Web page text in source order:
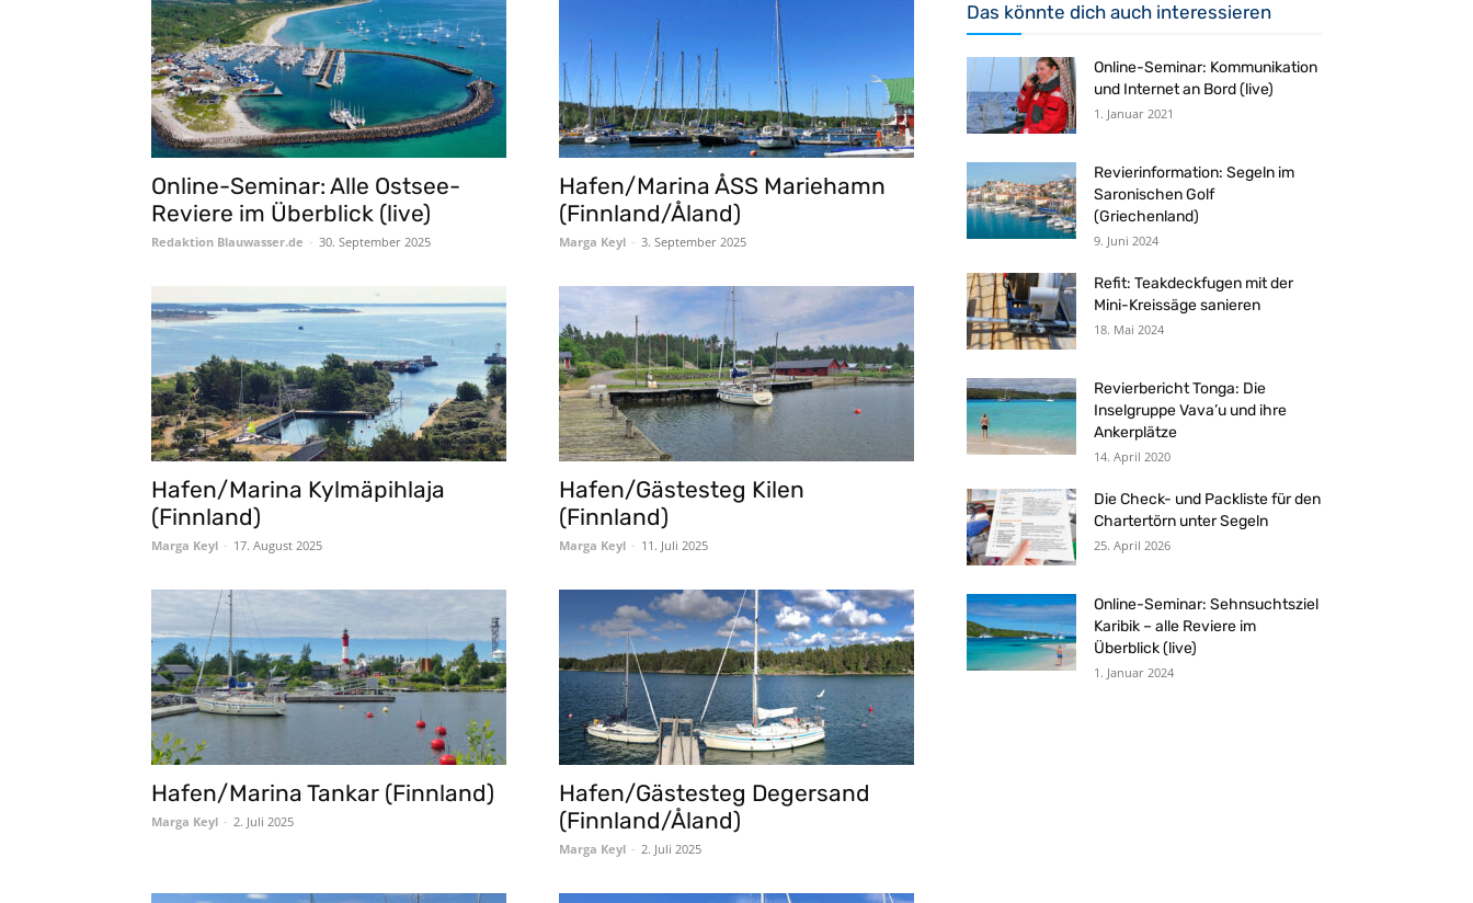
Online-Seminar: Alle Ostsee-
Reviere im Überblick (live)
Redaktion Blauwasser.de - 30. September 2025
Hafen/Marina ÅSS Mariehamn
(Finnland/Åland)
Marga Keyl - 3. September 2025
Hafen/Marina Kylmäpihlaja
(Finnland)
Marga Keyl - 17. August 2025
Hafen/Gästesteg Kilen
(Finnland)
Marga Keyl - 11. Juli 2025
Hafen/Marina Tankar (Finnland)
Marga Keyl - 2. Juli 2025
Hafen/Gästesteg Degersand
(Finnland/Åland)
Marga Keyl - 2. Juli 2025
Das könnte dich auch interessieren
Online-Seminar: Kommunikation
und Internet an Bord (live)
1. Januar 2021
Revierinformation: Segeln im
Saronischen Golf
(Griechenland)
9. Juni 2024
Refit: Teakdeckfugen mit der
Mini-Kreissäge sanieren
18. Mai 2024
Revierbericht Tonga: Die
Inselgruppe Vava’u und ihre
Ankerplätze
14. April 2020
Die Check- und Packliste für den
Chartertörn unter Segeln
25. April 2026
Online-Seminar: Sehnsuchtsziel
Karibik – alle Reviere im
Überblick (live)
1. Januar 2024